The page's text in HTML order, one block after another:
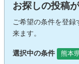
お探しの投稿
ご希望の条件を登録
来ます。
選択中の条件 熊本